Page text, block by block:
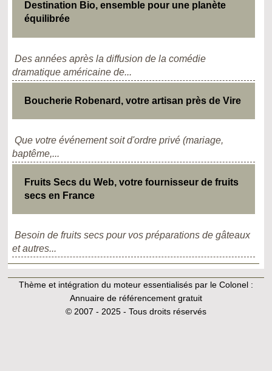
Destination Bio, ensemble pour une planète
équilibrée
Des années après la diffusion de la comédie
dramatique américaine de...
Boucherie Robenard, votre artisan près de Vire
Que votre événement soit d'ordre privé (mariage,
baptême,...
Fruits Secs du Web, votre fournisseur de fruits
secs en France
Besoin de fruits secs pour vos préparations de gâteaux
et autres...
Thème et intégration du moteur essentialisés par le Colonel :
Annuaire de référencement gratuit
© 2007 - 2025 - Tous droits réservés